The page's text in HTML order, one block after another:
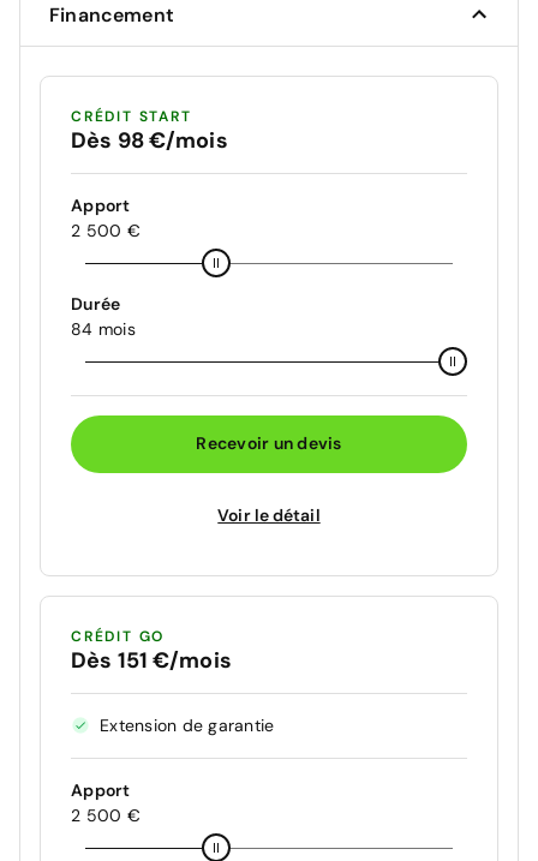
Financement
CRÉDIT START
Dès 98 €/mois
Apport
2 500 €
Durée
84 mois
Recevoir un devis
Voir le détail
CRÉDIT GO
Dès 151 €/mois
Extension de garantie
Apport
2 500 €